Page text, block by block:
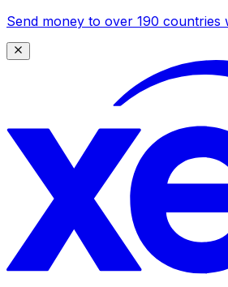
Send money to over 190 countries